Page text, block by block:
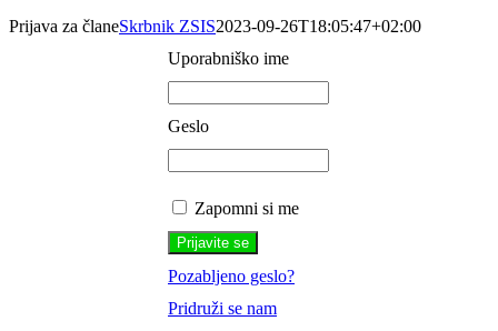
Prijava za članeSkrbnik ZSIS2023-09-26T18:05:47+02:00
Uporabniško ime
Geslo
Zapomni si me
Pozabljeno geslo?
Pridruži se nam